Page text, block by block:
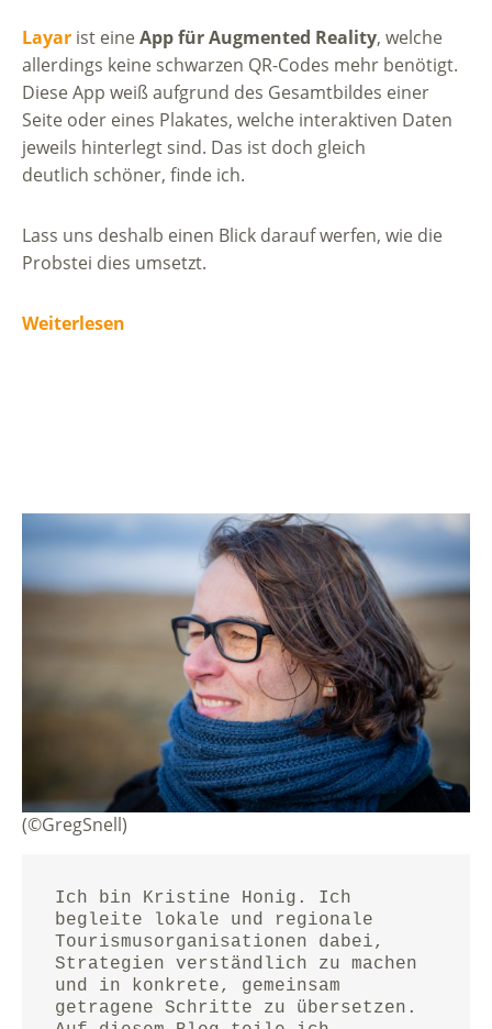
Layar ist eineApp für Augmented Reality, welche
allerdings keine schwarzen QR-Codes mehr benötigt.
Diese App weiß aufgrund des Gesamtbildes einer
Seite oder eines Plakates, welche interaktiven Daten
jeweils hinterlegt sind. Das ist doch gleich
deutlich schöner, finde ich.
Lass uns deshalb einen Blick darauf werfen, wie die
Probstei dies umsetzt.
Weiterlesen
(©GregSnell)
Ich bin Kristine Honig. Ich
begleite lokale und regionale
Tourismusorganisationen dabei,
Strategien verständlich zu machen
und in konkrete, gemeinsam
getragene Schritte zu übersetzen.